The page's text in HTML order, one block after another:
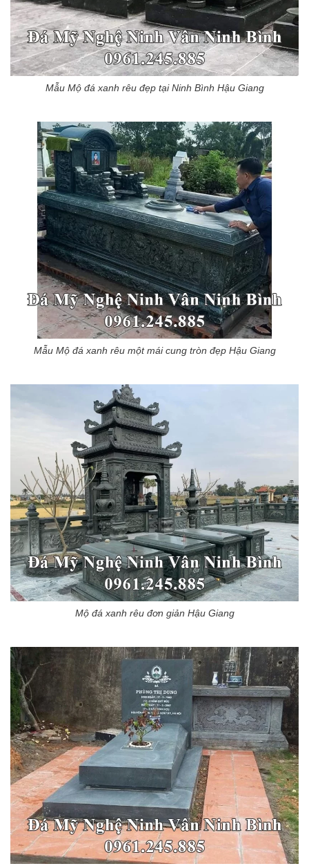
Mẫu Mộ đá xanh rêu đẹp tại Ninh Bình Hậu Giang
Mẫu Mộ đá xanh rêu một mái cung tròn đẹp Hậu Giang
Mộ đá xanh rêu đơn giản Hậu Giang